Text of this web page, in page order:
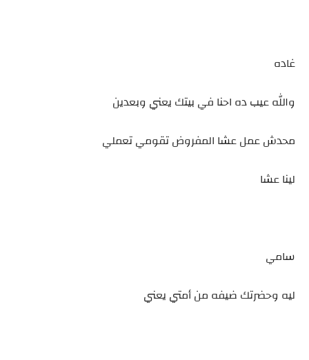
غاده
والله عيب ده احنا في بيتك يعني وبعدين
محدش عمل عشا المفروض تقومي تعملي
لينا عشا
سامي
ليه وحضرتك ضيفه من أمتي يعني